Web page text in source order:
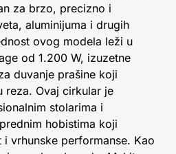
za brzo, precizno i
aluminijuma i drugih
ovog modela leži u
od 1.200 W, izuzetne
duvanje prašine koji
reza. Ovaj cirkular je
stolarima i
hobistima koji
vrhunske performanse. Kao